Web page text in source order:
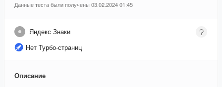
Данные теста были получены 03.02.2024 01:45
Яндекс Знаки
Нет Турбо-страниц
Описание